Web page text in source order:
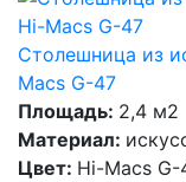
Столешница из
Macs G-47
Площадь: 2,4 м2
Материал:
Цвет: Hi-Macs G-